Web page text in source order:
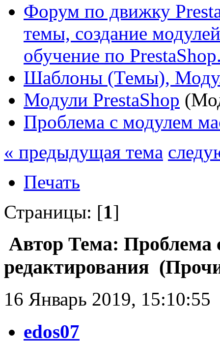
Форум по движку
темы, создание
обучение по
Шаблоны (Темы),
Модули PrestaShop
Проблема с модулем
« предыдущая тема
Печать
Страницы: [1]
Автор Тема: Проблема
редактирования
16 Январь 2019, 15:10:55
edos07